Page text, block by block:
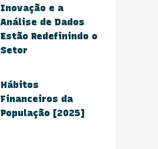
Inovação e a
Análise de Dados
Estão Redefinindo o
Setor​
Hábitos
Financeiros da
População [2025]